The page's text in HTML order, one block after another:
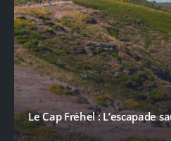
Le château de la Hunaudaye